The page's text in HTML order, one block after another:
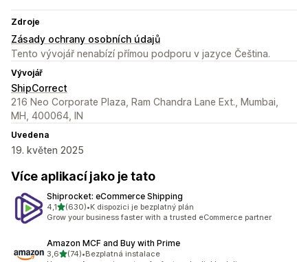
Zdroje
Zásady ochrany osobních údajů
Tento vývojář nenabízí přímou podporu v jazyce Čeština.
Vývojář
ShipCorrect
216 Neo Corporate Plaza, Ram Chandra Lane Ext., Mumbai,
MH, 400064, IN
Uvedena
19. květen 2025
Více aplikací jako je tato
Shiprocket: eCommerce Shipping
4,1z 5 hvězd
(630)
Celkový počet recenzí: 630
•K dispozici je bezplatný plán
Grow your business faster with a trusted eCommerce partner
Amazon MCF and Buy with Prime
3,6z 5 hvězd
(74)
Celkový počet recenzí: 74
•Bezplatná instalace